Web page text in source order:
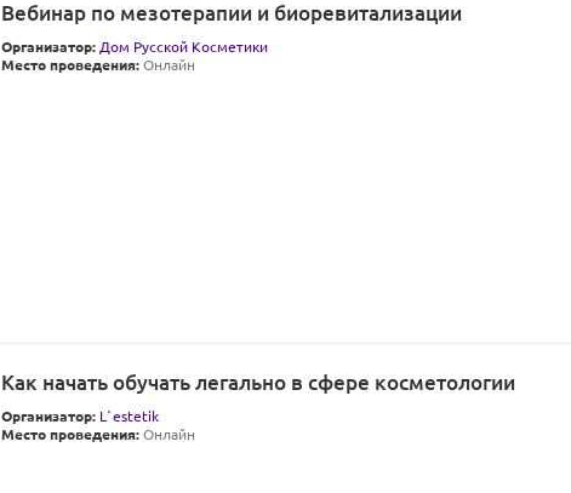
Вебинар по мезотерапии и биоревитализации
Организатор: Дом Русской Косметики
Место проведения: Онлайн
Как начать обучать легально в сфере косметологии
Организатор: L`estetik
Место проведения: Онлайн